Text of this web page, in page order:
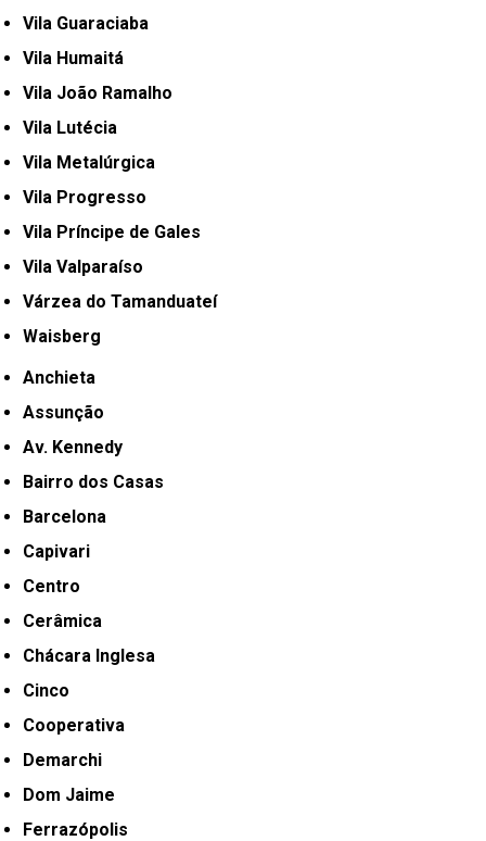
Vila Guaraciaba
Vila Humaitá
Vila João Ramalho
Vila Lutécia
Vila Metalúrgica
Vila Progresso
Vila Príncipe de Gales
Vila Valparaíso
Várzea do Tamanduateí
Waisberg
Anchieta
Assunção
Av. Kennedy
Bairro dos Casas
Barcelona
Capivari
Centro
Cerâmica
Chácara Inglesa
Cinco
Cooperativa
Demarchi
Dom Jaime
Ferrazópolis